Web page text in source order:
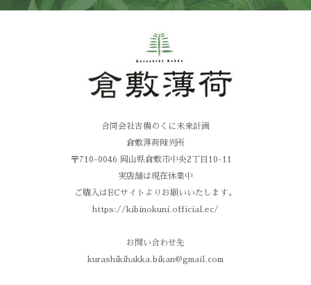
合同会社吉備のくに未来計画
倉敷薄荷陳列所
〒710-0046 岡山県倉敷市中央2丁目10-11
実店舗は現在休業中
ご購入はECサイトよりお願いいたします。
https://kibinokuni.official.ec/
お問い合わせ先
kurashikihakka.bikan@gmail.com